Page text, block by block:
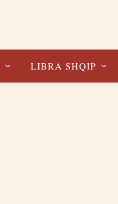
LIBRA SHQIP